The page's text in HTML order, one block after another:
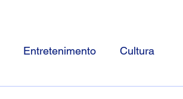
Entretenimento Cultura